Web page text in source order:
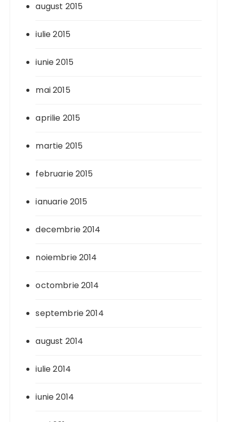
august 2015
iulie 2015
iunie 2015
mai 2015
aprilie 2015
martie 2015
februarie 2015
ianuarie 2015
decembrie 2014
noiembrie 2014
octombrie 2014
septembrie 2014
august 2014
iulie 2014
iunie 2014